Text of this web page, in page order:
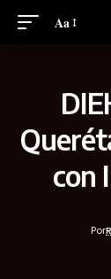
Aa
con
Por